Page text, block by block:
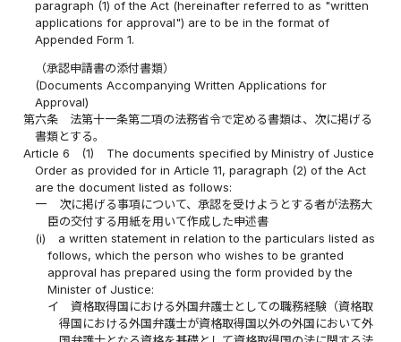
paragraph (1) of the Act (hereinafter referred to as "written
applications for approval") are to be in the format of
Appended Form 1.
（承認申請書の添付書類）
(Documents Accompanying Written Applications for
Approval)
第六条
法第十一条第二項の法務省令で定める書類は、次に掲げる
書類とする。
Article 6
(1)
The documents specified by Ministry of Justice
Order as provided for in Article 11, paragraph (2) of the Act
are the document listed as follows:
一
次に掲げる事項について、承認を受けようとする者が法務大
臣の交付する用紙を用いて作成した申述書
(i)
a written statement in relation to the particulars listed as
follows, which the person who wishes to be granted
approval has prepared using the form provided by the
Minister of Justice:
イ
資格取得国における外国弁護士としての職務経験（資格取
得国における外国弁護士が資格取得国以外の外国において外